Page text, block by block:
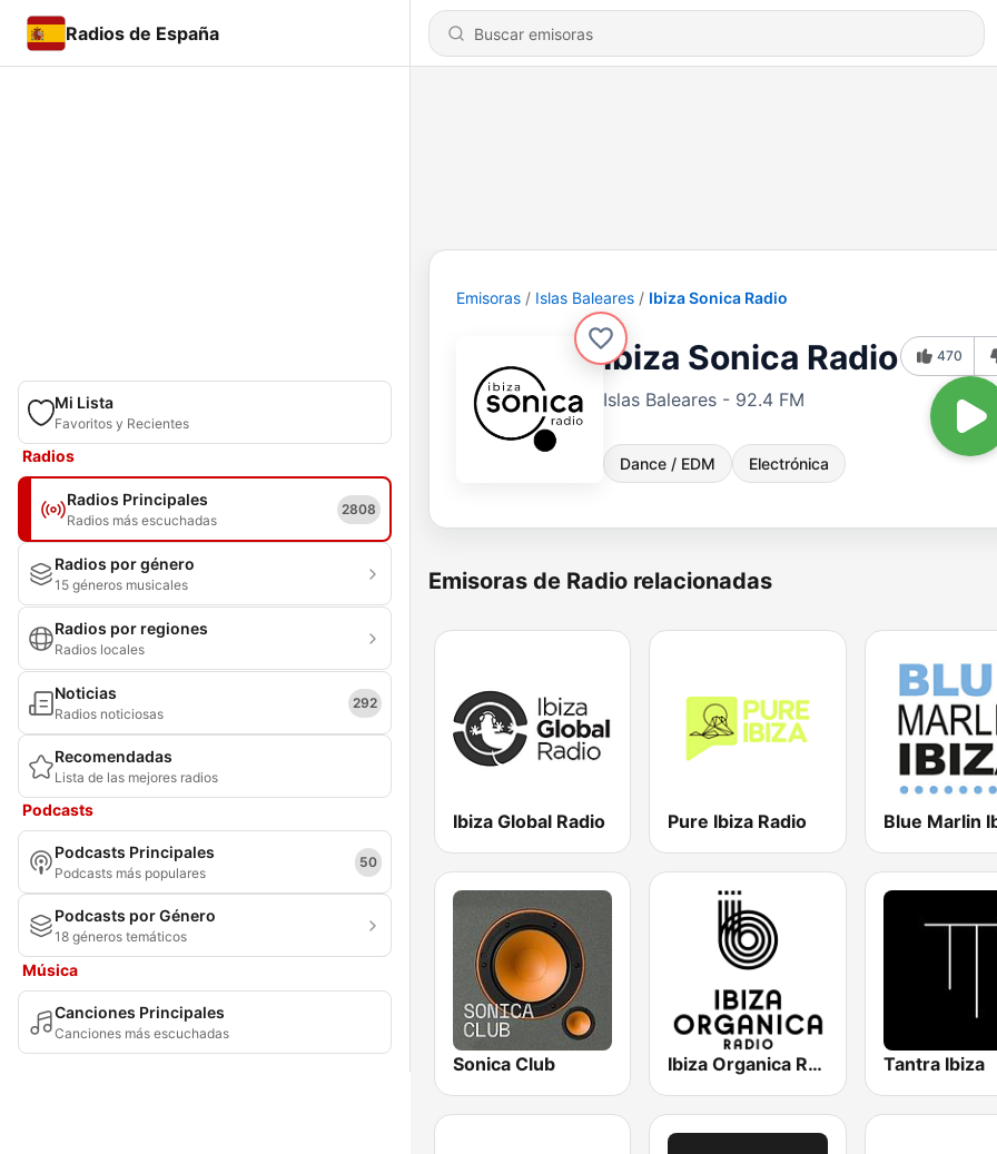
Radios de España
Mi Lista
Favoritos y Recientes
Radios
Radios Principales
Radios más escuchadas
2808
Radios por género
15 géneros musicales
Radios por regiones
Radios locales
Noticias
Radios noticiosas
292
Recomendadas
Lista de las mejores radios
Podcasts
Podcasts Principales
Podcasts más populares
50
Podcasts por Género
18 géneros temáticos
Música
Canciones Principales
Canciones más escuchadas
Emisoras Islas Baleares Ibiza Sonica Radio
Ibiza Sonica Radio
Islas Baleares - 92.4 FM
Dance / EDM Electrónica
470
Emisoras de Radio relacionadas
Ibiza Global Radio Pure Ibiza Radio
Sonica Club Ibiza Organica Radio Tantra Ibiza